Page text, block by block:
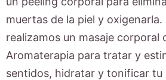
muertas de la piel y oxigenarla.
realizamos un masaje corporal
Aromaterapia para tratar y
sentidos, hidratar y tonificar tu